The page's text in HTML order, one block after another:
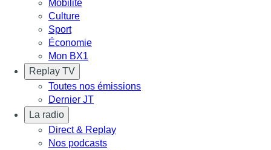
Mobilité
Culture
Sport
Économie
Mon BX1
Replay TV
Toutes nos émissions
Dernier JT
La radio
Direct & Replay
Nos podcasts